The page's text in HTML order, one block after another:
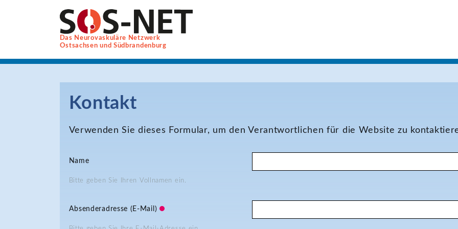
Das Neurovaskuläre Netzwerk
Ostsachsen und Südbrandenburg
Kontakt
Verwenden Sie dieses Formular, um den Verantwortlichen für die Website zu
Name
Bitte geben Sie Ihren Vollnamen ein.
Absenderadresse (E-Mail)